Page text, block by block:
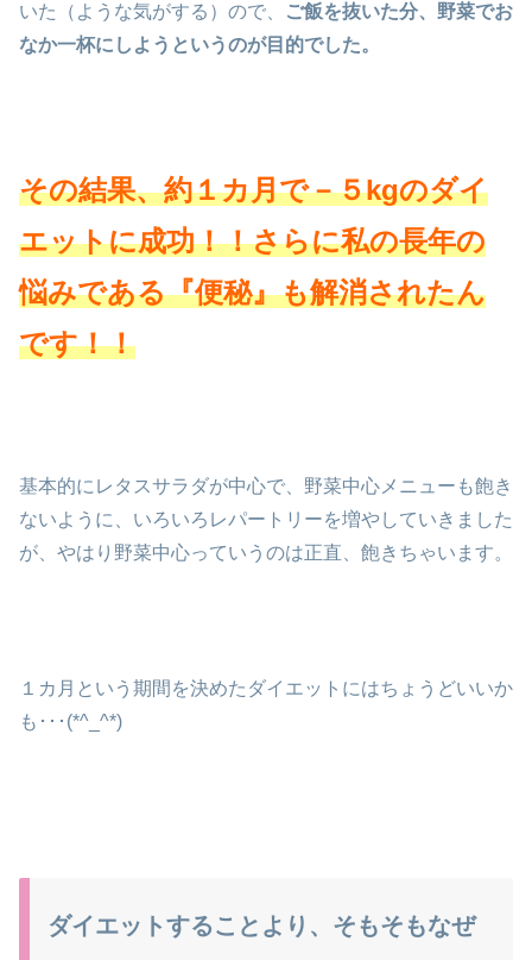
いた（ような気がする）ので、
ご飯を抜いた分、野菜でお
なか一杯にしようというのが目的でした。
その結果、約１カ月で－５kgのダイ
エットに成功！！さらに私の長年の
悩みである『便秘』も解消されたん
です！！
基本的にレタスサラダが中心で、野菜中心メニューも飽き
ないように、いろいろレパートリーを増やしていきました
が、やはり野菜中心っていうのは正直、飽きちゃいます。
１カ月という期間を決めたダイエットにはちょうどいいか
も･･･(*^_^*)
ダイエットすることより、そもそもなぜ